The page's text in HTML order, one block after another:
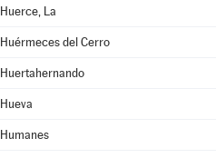
Huerce, La
Huérmeces del Cerro
Huertahernando
Hueva
Humanes